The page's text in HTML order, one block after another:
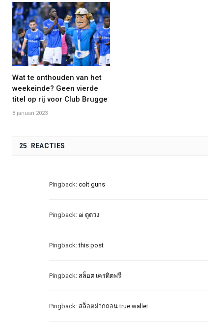
Wat te onthouden van het
weekeinde? Geen vierde
titel op rij voor Club Brugge
8 januari 2023
25 REACTIES
Pingback: colt guns
Pingback: ai ดูดวง
Pingback:this post
Pingback: สล็อต เครดิตฟรี
Pingback: สล็อตฝากถอน true wallet